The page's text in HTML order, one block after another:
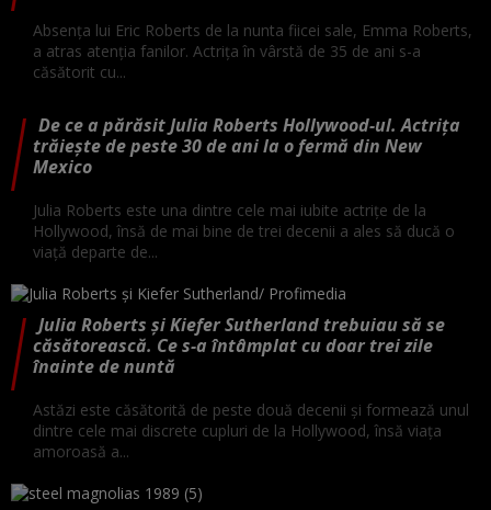
Absența lui Eric Roberts de la nunta fiicei sale, Emma Roberts,
a atras atenția fanilor. Actrița în vârstă de 35 de ani s-a
căsătorit cu...
De ce a părăsit Julia Roberts Hollywood-ul. Actrița
trăiește de peste 30 de ani la o fermă din New
Mexico
Julia Roberts este una dintre cele mai iubite actrițe de la
Hollywood, însă de mai bine de trei decenii a ales să ducă o
viață departe de...
Julia Roberts și Kiefer Sutherland trebuiau să se
căsătorească. Ce s-a întâmplat cu doar trei zile
înainte de nuntă
Astăzi este căsătorită de peste două decenii și formează unul
dintre cele mai discrete cupluri de la Hollywood, însă viața
amoroasă a...